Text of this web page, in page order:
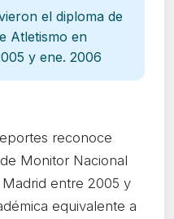
el diploma de
Atletismo en
y ene. 2006
reconoce
Monitor Nacional
entre 2005 y
equivalente a